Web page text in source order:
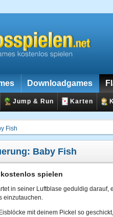
Downloadgames
Jump & Run Karten
Fish
Baby Fish
spielen
in seiner Luftblase geduldig darauf,
einzutauchen.
mit deinem Pickel so